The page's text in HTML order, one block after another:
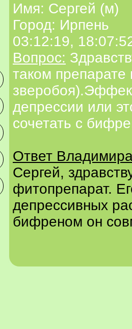
Имя: Сергей (м)
Город: Ирпень
03:12:19,
Вопрос:
таком препарате
депрессии или
сочетать с
Ответ
Сергей,
фитопрепарат.
депрессивных
бифреном он